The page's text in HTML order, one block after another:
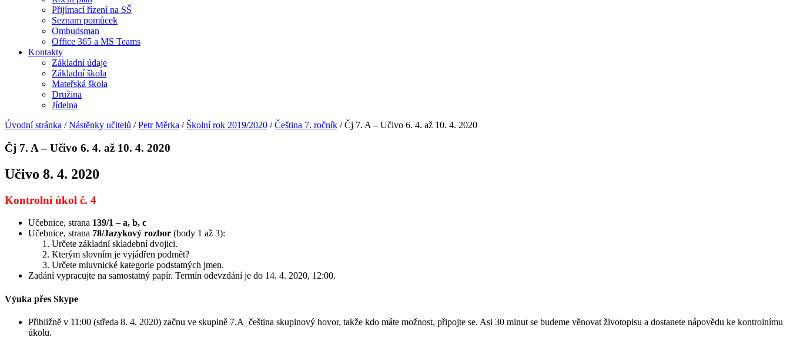
Přijímací řízení na SŠ
Seznam pomůcek
Ombudsman
Office 365 a MS Teams
Kontakty
Základní údaje
Základní škola
Mateřská škola
Družina
Jídelna
Úvodní stránka /Nástěnky učitelů /Petr Měrka / Školní rok 2019/2020 /Čeština 7. ročník /Čj 7. A – Učivo 6. 4. až 10. 4. 2020
Čj 7. A – Učivo 6. 4. až 10. 4. 2020
Učivo 8. 4. 2020
Kontrolní úkol č. 4
Učebnice, strana 139/1 – a, b, c
Učebnice, strana 78/Jazykový rozbor (body 1 až 3):
Určete základní skladební dvojici.
Kterým slovním je vyjádřen podmět?
Určete mluvnické kategorie podstatných jmen.
Zadání vypracujte na samostatný papír. Termín odevzdání je do 14. 4. 2020, 12:00.
Výuka přes Skype
Přibližně v 11:00 (středa 8. 4. 2020) začnu ve skupině 7.A_čeština skupinový hovor, takže kdo máte možnost, připojte se. Asi 30 minut se budeme věnovat životopisu a dostanete nápovědu ke kontrolnímu
úkolu.